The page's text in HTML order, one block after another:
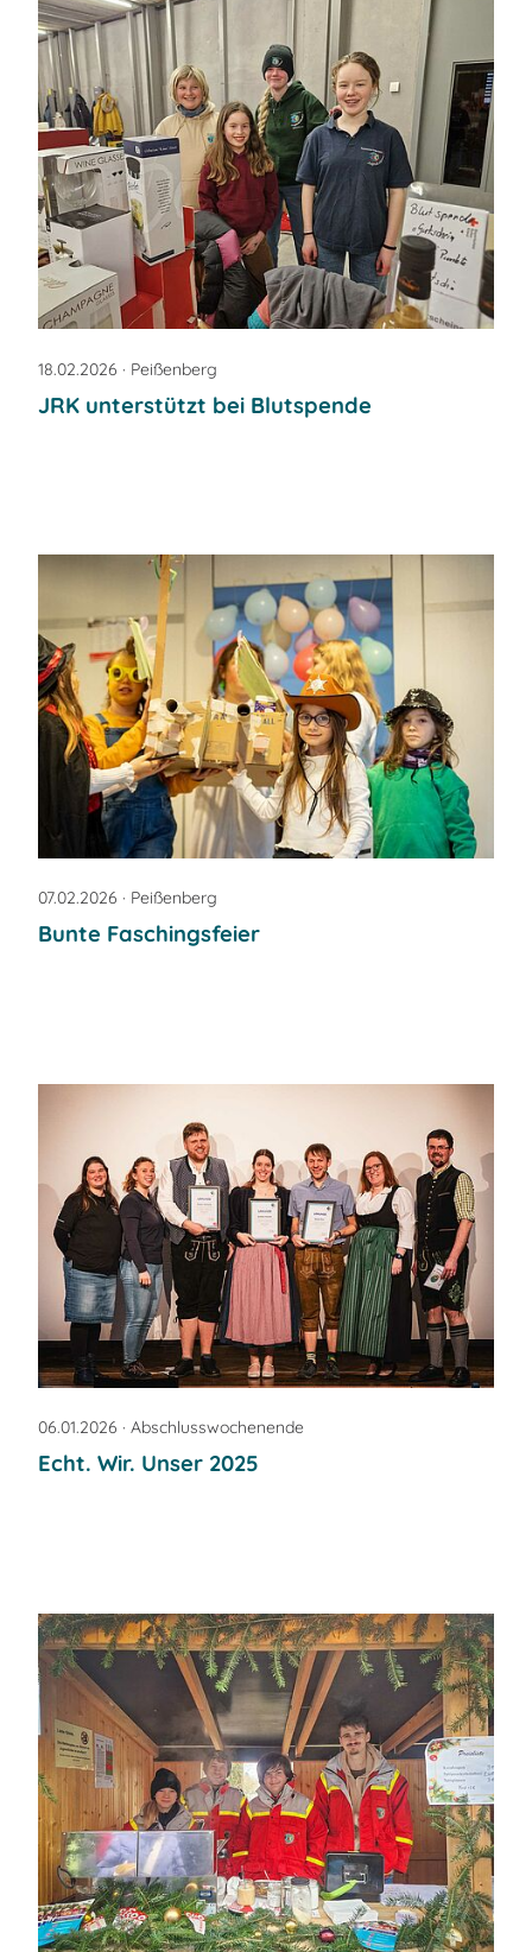
18.02.2026 · Peißenberg
JRK unterstützt bei Blutspende
07.02.2026 · Peißenberg
Bunte Faschingsfeier
06.01.2026 · Abschlusswochenende
Echt. Wir. Unser 2025